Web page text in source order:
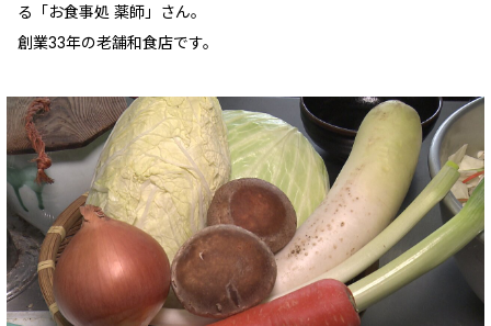
る「お食事処 薬師」さん。
創業33年の老舗和食店です。